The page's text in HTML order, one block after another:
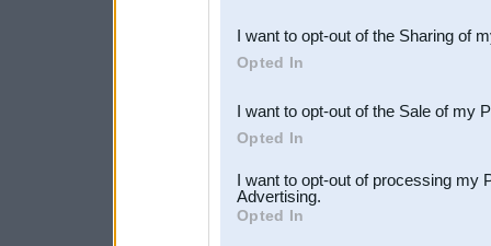
Downstream Participants
third parties.
I want to opt-out of the Sharing of
Opted In
I want to opt-out of the Sale of my
Opted In
I want to opt-out of processing my
Advertising.
Opted In